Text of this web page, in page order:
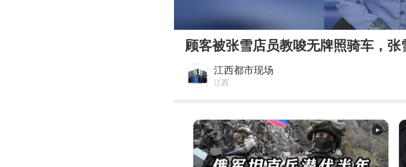
顾客被张雪店员教唆无牌照骑车，
江西都市现场
江西